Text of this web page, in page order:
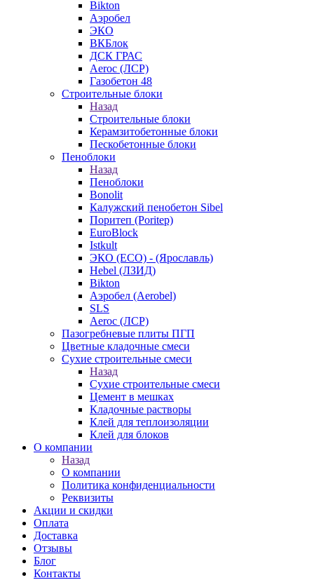
Bikton
Аэробел
ЭКО
ВКБлок
ДСК ГРАС
Aeroc (ЛСР)
Газобетон 48
Строительные блоки
Назад
Строительные блоки
Керамзитобетонные блоки
Пескобетонные блоки
Пеноблоки
Назад
Пеноблоки
Bonolit
Калужский пенобетон Sibel
Поритеп (Poritep)
EuroBlock
Istkult
ЭКО (ECO) - (Ярославль)
Hebel (ЛЗИД)
Bikton
Аэробел (Aerobel)
SLS
Aeroc (ЛСР)
Пазогребневые плиты ПГП
Цветные кладочные смеси
Сухие строительные смеси
Назад
Сухие строительные смеси
Цемент в мешках
Кладочные растворы
Клей для теплоизоляции
Клей для блоков
О компании
Назад
О компании
Политика конфиденциальности
Реквизиты
Акции и скидки
Оплата
Доставка
Отзывы
Блог
Контакты